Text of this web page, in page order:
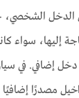
الشخصي،
إليها، سواء
دخل إضافي. في
مصدرًا إضافيًا